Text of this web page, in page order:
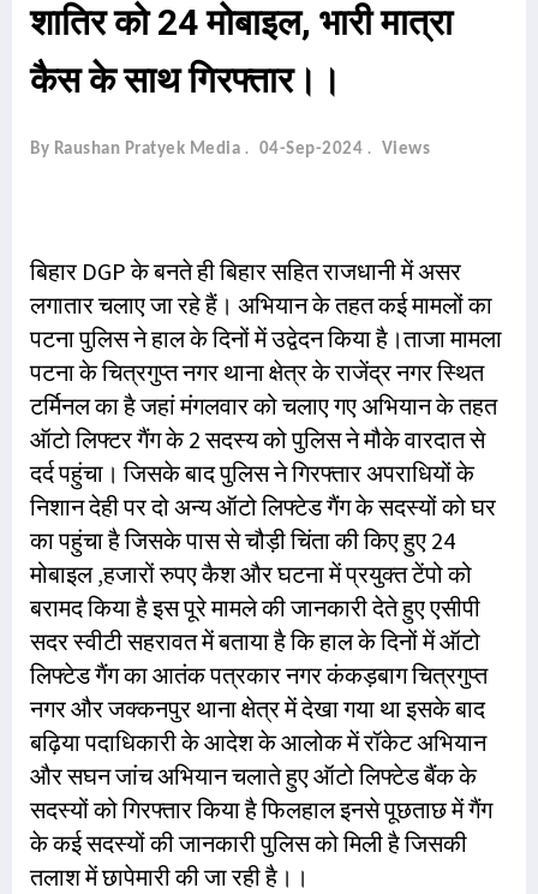
शातिर को 24 मोबाइल, भारी मात्रा
कैस के साथ गिरफ्तार।।
By Raushan Pratyek Media 04-Sep-2024 Views
बिहार DGP के बनते ही बिहार सहित राजधानी में असर
लगातार चलाए जा रहे हैं। अभियान के तहत कई मामलों का
पटना पुलिस ने हाल के दिनों में उद्वेदन किया है।ताजा मामला
पटना के चित्रगुप्त नगर थाना क्षेत्र के राजेंद्र नगर स्थित
टर्मिनल का है जहां मंगलवार को चलाए गए अभियान के तहत
ऑटो लिफ्टर गैंग के 2 सदस्य को पुलिस ने मौके वारदात से
दर्द पहुंचा। जिसके बाद पुलिस ने गिरफ्तार अपराधियों के
निशान देही पर दो अन्य ऑटो लिफ्टेड गैंग के सदस्यों को घर
का पहुंचा है जिसके पास से चौड़ी चिंता की किए हुए 24
मोबाइल ,हजारों रुपए कैश और घटना में प्रयुक्त टेंपो को
बरामद किया है इस पूरे मामले की जानकारी देते हुए एसीपी
सदर स्वीटी सहरावत में बताया है कि हाल के दिनों में ऑटो
लिफ्टेड गैंग का आतंक पत्रकार नगर कंकड़बाग चित्रगुप्त
नगर और जक्कनपुर थाना क्षेत्र में देखा गया था इसके बाद
बढ़िया पदाधिकारी के आदेश के आलोक में रॉकेट अभियान
और सघन जांच अभियान चलाते हुए ऑटो लिफ्टेड बैंक के
सदस्यों को गिरफ्तार किया है फिलहाल इनसे पूछताछ में गैंग
के कई सदस्यों की जानकारी पुलिस को मिली है जिसकी
तलाश में छापेमारी की जा रही है।।